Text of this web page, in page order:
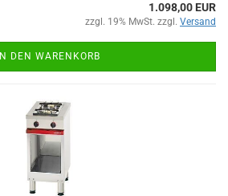
1.098,00 EUR
zzgl. 19% MwSt. zzgl. Versand
IN DEN WARENKORB